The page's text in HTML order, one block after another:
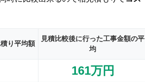
り平均額
見積比較後に行った工事金額の平
均
161万円